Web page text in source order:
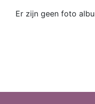
Er zijn geen foto